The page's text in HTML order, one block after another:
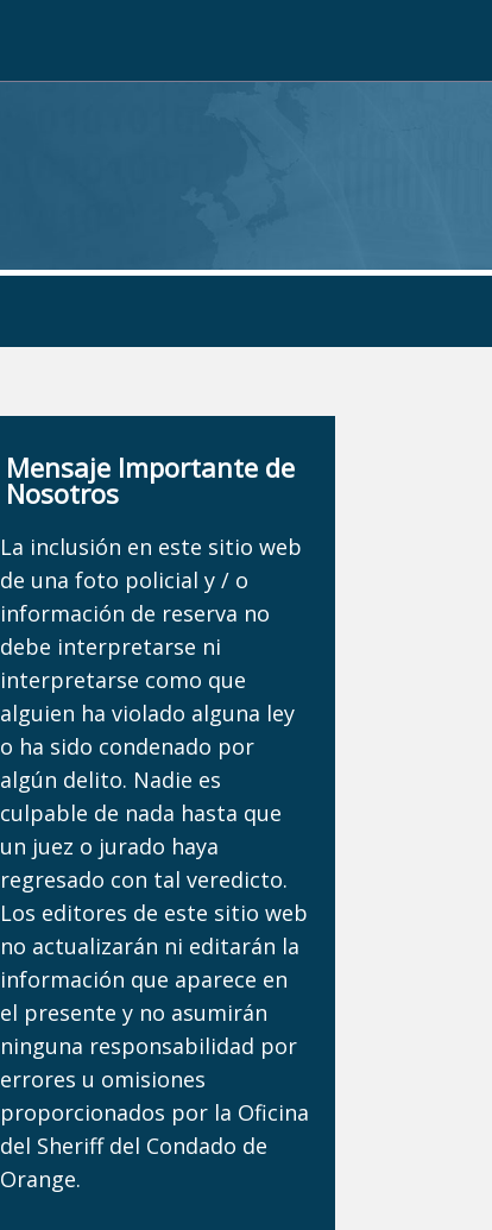
Mensaje Importante de
Nosotros
La inclusión en este sitio web
de una foto policial y / o
información de reserva no
debe interpretarse ni
interpretarse como que
alguien ha violado alguna ley
o ha sido condenado por
algún delito. Nadie es
culpable de nada hasta que
un juez o jurado haya
regresado con tal veredicto.
Los editores de este sitio web
no actualizarán ni editarán la
información que aparece en
el presente y no asumirán
ninguna responsabilidad por
errores u omisiones
proporcionados por la Oficina
del Sheriff del Condado de
Orange.